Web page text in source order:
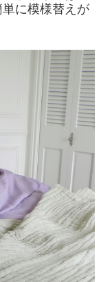
に模様替えが